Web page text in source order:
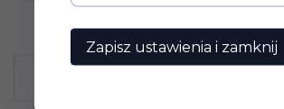
Zapisz ustawienia i zamknij